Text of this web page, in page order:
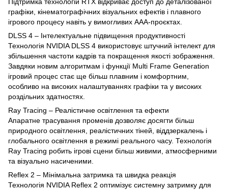
графіки, кінематографічних візуальних ефектів і плавного
ігрового процесу навіть у вимогливих AAA-проєктах.
DLSS 4 – Інтелектуальне підвищення продуктивності
Технологія NVIDIA DLSS 4 використовує штучний інтелект для
збільшення частоти кадрів та покращення якості зображення.
Завдяки новим алгоритмам і функції Multi Frame Generation
ігровий процес стає ще більш плавним і комфортним,
особливо на високих налаштуваннях графіки та у високих
роздільних здатностях.
Ray Tracing – Реалістичне освітлення та ефекти
Апаратне трасування променів дозволяє досягти більш
природного освітлення, реалістичних тіней, віддзеркалень і
глобального освітлення в режимі реального часу. Технологія
Ray Tracing робить ігрові сцени більш живими, атмосферними
та візуально насиченими.
Reflex 2 – Мінімальна затримка та швидка реакція
Технологія NVIDIA Reflex 2 оптимізує системну затримку для